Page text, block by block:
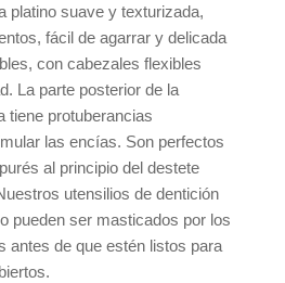
platino suave y texturizada,
fácil de agarrar y delicada
con cabezales flexibles
La parte posterior de la
tiene protuberancias
las encías. Son perfectos
al principio del destete
utensilios de dentición
pueden ser masticados por los
antes de que estén listos para